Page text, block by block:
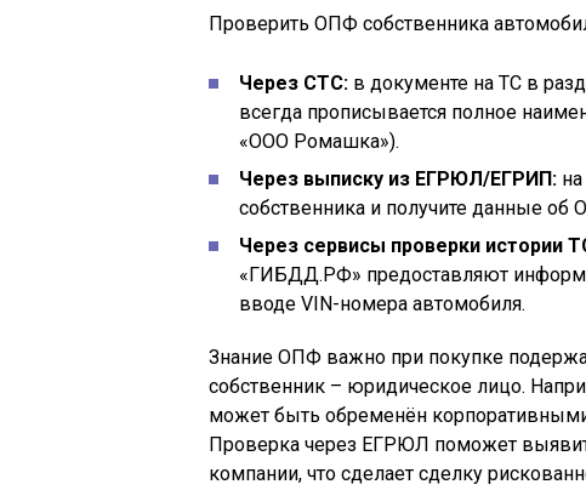
Проверить ОПФ собственника
Через СТС: в документе на ТС в
всегда прописывается полное
«ООО Ромашка»).
Через выписку из ЕГРЮЛ/ЕГРИП:
собственника и получите данные об
Через сервисы проверки истории
«ГИБДД.РФ» предоставляют
вводе VIN-номера автомобиля.
Знание ОПФ важно при покупке
собственник – юридическое лицо.
может быть обременён корпоративными
Проверка через ЕГРЮЛ поможет
компании, что сделает сделку